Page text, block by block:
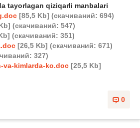
tayorlagan qiziqarli manbalari
[85,5 Kb] (cкачиваний: 694)
(cкачиваний: 547)
(cкачиваний: 351)
[26,5 Kb] (cкачиваний: 671)
327)
va-kimlarda-ko.doc [25,5 Kb]
0